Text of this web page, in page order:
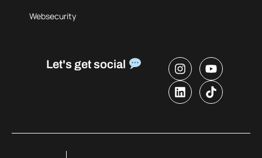
Websecurity
Let's get social